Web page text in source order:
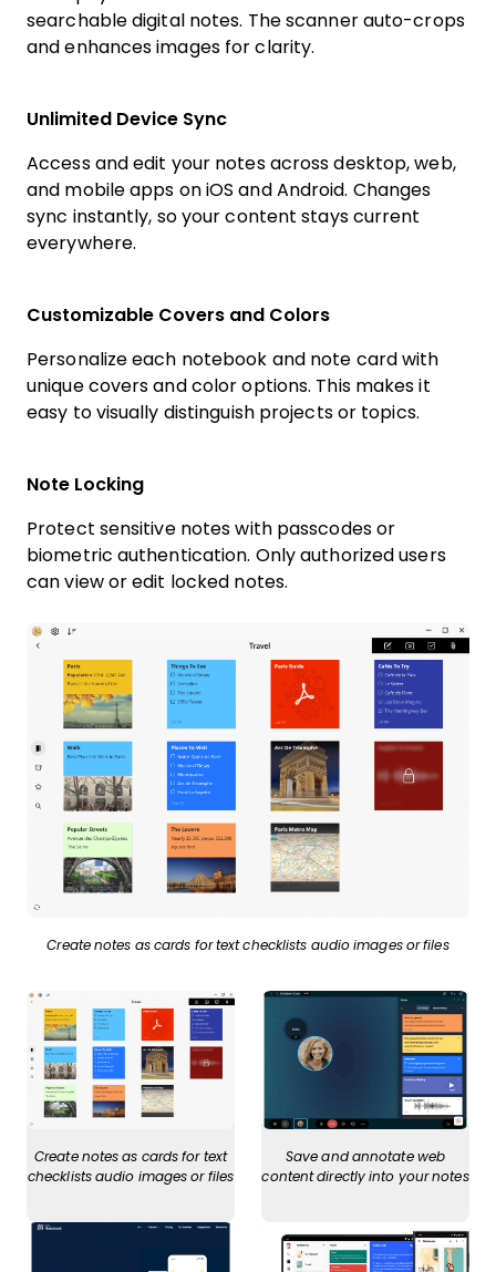
searchable digital notes. The scanner auto-crops
and enhances images for clarity.
Unlimited Device Sync
Access and edit your notes across desktop, web,
and mobile apps on iOS and Android. Changes
sync instantly, so your content stays current
everywhere.
Customizable Covers and Colors
Personalize each notebook and note card with
unique covers and color options. This makes it
easy to visually distinguish projects or topics.
Note Locking
Protect sensitive notes with passcodes or
biometric authentication. Only authorized users
can view or edit locked notes.
Create notes as cards for text checklists audio images or files
Create notes as cards for text
checklists audio images or files
Save and annotate web
content directly into your notes